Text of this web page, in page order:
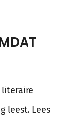
literaire
leest. Lees